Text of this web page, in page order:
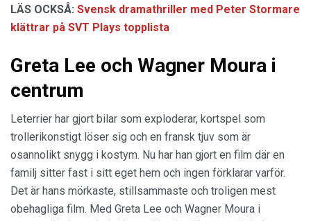
LÄS OCKSÅ: Svensk dramathriller med Peter Stormare
klättrar på SVT Plays topplista
Greta Lee och Wagner Moura i
centrum
Leterrier har gjort bilar som exploderar, kortspel som
trollerikonstigt löser sig och en fransk tjuv som är
osannolikt snygg i kostym. Nu har han gjort en film där en
familj sitter fast i sitt eget hem och ingen förklarar varför.
Det är hans mörkaste, stillsammaste och troligen mest
obehagliga film. Med Greta Lee och Wagner Moura i